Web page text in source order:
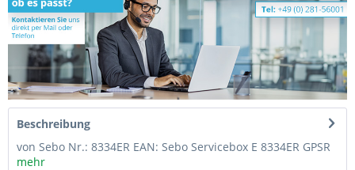
Beschreibung
von Sebo Nr.: 8334ER EAN: Sebo Servicebox E 8334ER GPSR
mehr